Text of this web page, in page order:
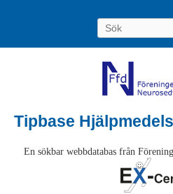
Tipbase
En sökbar webbdatabas från